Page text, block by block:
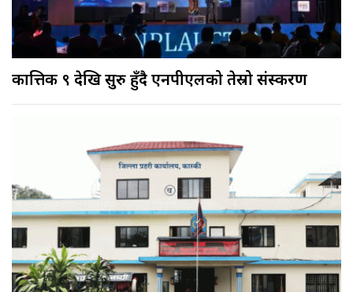
कात्तिक ९ देखि सुरु हुँदै एनपीएलको तेस्रो संस्करण